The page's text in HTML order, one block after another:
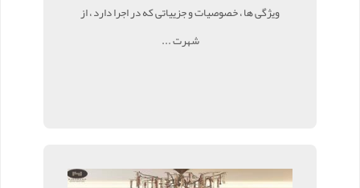
ویژگی ها ، خصوصیات و جزییاتی که در اجرا دارد ، از
شهرت ...